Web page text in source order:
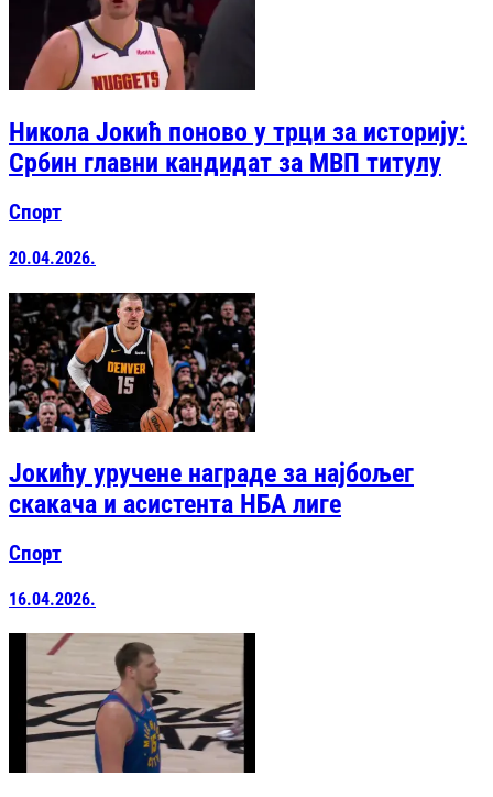
Никола Јокић поново у трци за историју:
Србин главни кандидат за МВП титулу
Спорт
20.04.2026.
Јокићу уручене награде за најбољег
скакача и асистента НБА лиге
Спорт
16.04.2026.